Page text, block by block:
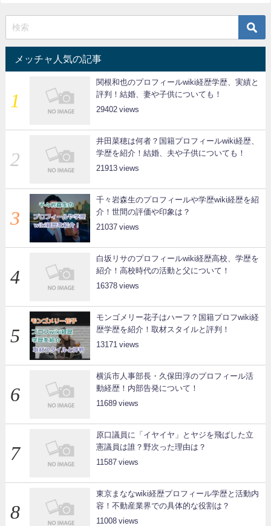
メッチャ人気の記事
関根和也のプロフィールwiki経歴学歴、実績と
評判！結婚、妻や子供についても！
29402
井田菜穂は何者？国籍プロフィールwiki経歴、
学歴を紹介！結婚、夫や子供についても！
21913
千々岩森生のプロフィールや学歴wiki経歴を紹
介！世間の評価や印象は？
21037
白坂リサのプロフィールwiki経歴高校、学歴を
紹介！高校時代の活動と父について！
16378
モンゴメリー花子はハーフ？国籍プロフwiki経
歴学歴を紹介！取材スタイルと評判！
13171
横浜市人事部長・久保田淳のプロフィール活
動経歴！内部告発について！
11689
原口議員に「イヤイヤ」とヤジを飛ばした立
憲議員は誰？野次った理由は？
11587
東京まななwiki経歴プロフィール学歴と活動内
容！不動産業界での具体的な役割は？
11008